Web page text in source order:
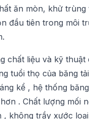
ăn mòn, khử trùng
đầu tiên trong môi
chất liệu và kỹ thuật
tuổi thọ của băng
kể , hệ thống
. Chất lượng mối
, không trầy xước